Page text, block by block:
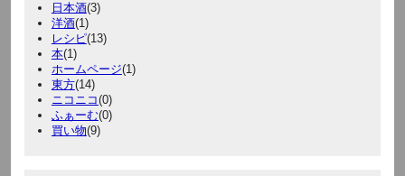
日本酒(3)
洋酒(1)
レシピ(13)
本(1)
ホームページ(1)
東方(14)
ニコニコ(0)
ふぁーむ(0)
買い物(9)